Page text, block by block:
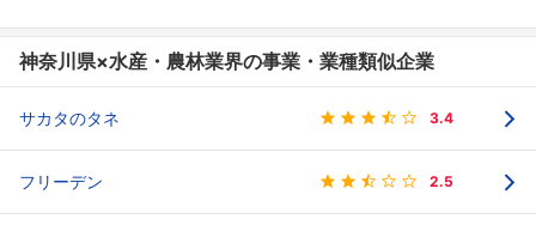
神奈川県×水産・農林業界の事業・業種類似企業
サカタのタネ 3.4
フリーデン 2.5